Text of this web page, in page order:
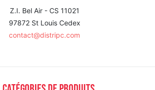
Z.I. Bel Air - CS 11021
97872 St Louis Cedex
contact@distripc.com